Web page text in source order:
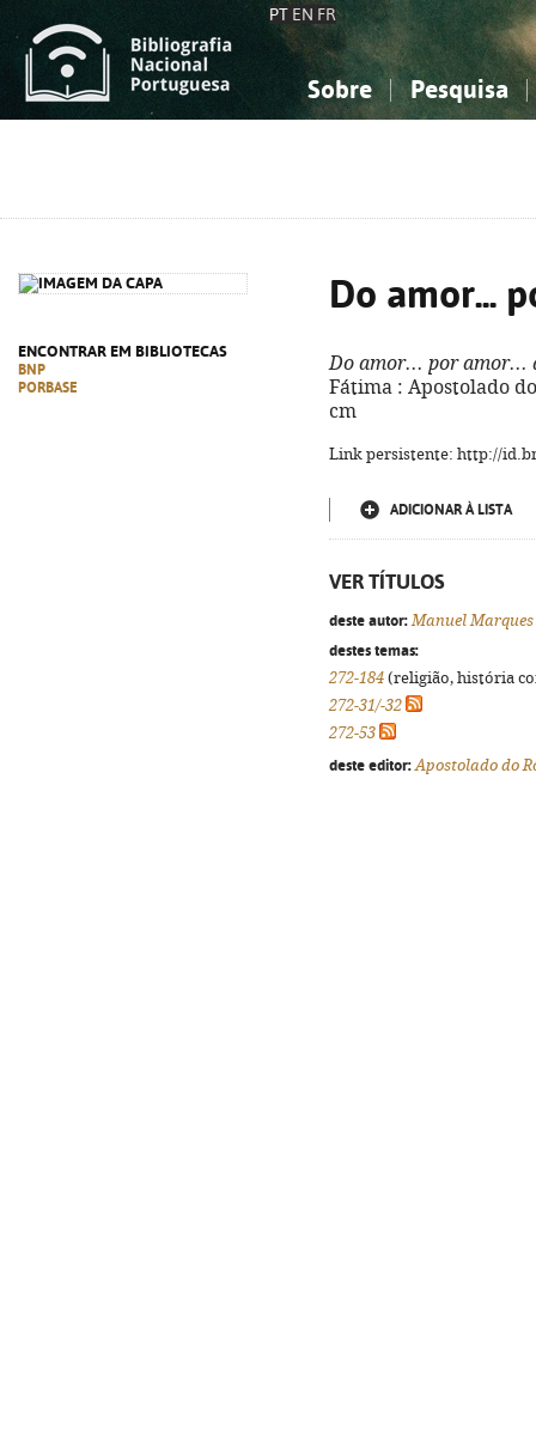
PT EN FR
Sobre Pesquisa
ENCONTRAR EM BIBLIOTECAS
BNP
PORBASE
Do amor...
Do amor... por amor...
Fátima : Apostolado
cm
Link persistente: http://
ADICIONAR À LISTA
VER TÍTULOS
deste autor: Manuel Marques
destes temas:
272-184 (religião, história
272-31/-32
272-53
deste editor: Apostolado do